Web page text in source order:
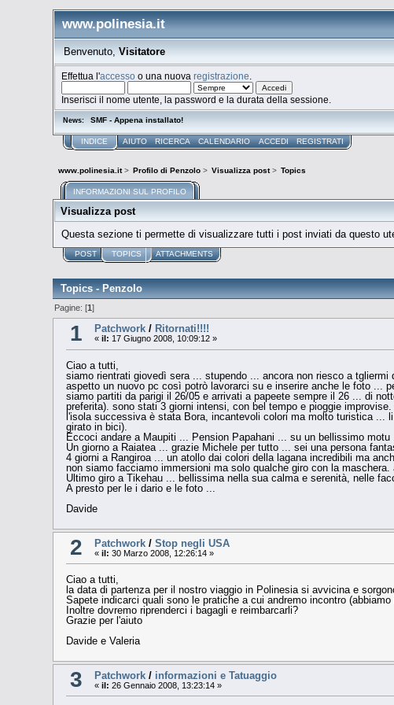
www.polinesia.it
Benvenuto, Visitatore
Effettua l'accesso o una nuovaregistrazione
Inserisci il nome utente, la password e la durata della sessione.
News: SMF - Appena installato!
INDICE AIUTO RICERCA CALENDARIO ACCEDI REGISTRATI
www.polinesia.it> Profilo di Penzolo> Visualizza post> Topics
INFORMAZIONI SUL PROFILO
Visualizza post
Questa sezione ti permette di visualizzare tutti i post inviati da questo
POST TOPICS ATTACHMENTS
Topics - Penzolo
Pagine: [1]
1 Patchwork/ Ritornati!!!!
« il: 17 Giugno 2008, 10:09:12 »
Ciao a tutti,
siamo rientrati giovedì sera ... stupendo ... ancora non riesco a
aspetto un nuovo pc così potrò lavorarci su e inserire anche le foto ...
siamo partiti da parigi il 26/05 e arrivati a papeete sempre il 26 ... di
preferita). sono stati 3 giorni intensi, con bel tempo e pioggie
l'isola successiva è stata Bora, incantevoli colori ma molto turistica
girato in bici).
Eccoci andare a Maupiti ... Pension Papahani ... su un bellissimo
Un giorno a Raiatea ... grazie Michele per tutto ... sei una persona
4 giorni a Rangiroa ... un atollo dai colori della lagana incredibili ma
non siamo facciamo immersioni ma solo qualche giro con la
Ultimo giro a Tikehau ... bellissima nella sua calma e serenità, nelle
A presto per le i dario e le foto ...
Davide
2 Patchwork/ Stop negli USA
« il: 30 Marzo 2008, 12:26:14 »
Ciao a tutti,
la data di partenza per il nostro viaggio in Polinesia si avvicina e
Sapete indicarci quali sono le pratiche a cui andremo incontro
Inoltre dovremo riprenderci i bagagli e reimbarcarli?
Grazie per l'aiuto
Davide e Valeria
3 Patchwork/ informazioni e Tatuaggio
« il: 26 Gennaio 2008, 13:23:14 »